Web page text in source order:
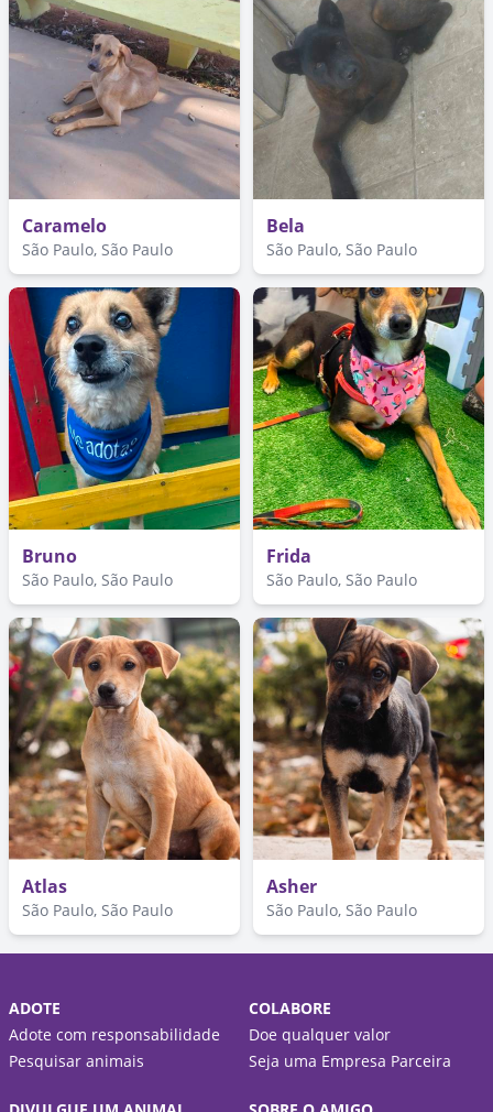
Caramelo
São Paulo, São Paulo
Bela
São Paulo, São Paulo
Bruno
São Paulo, São Paulo
Frida
São Paulo, São Paulo
Atlas
São Paulo, São Paulo
Asher
São Paulo, São Paulo
ADOTE
Adote com responsabilidade
Pesquisar animais
COLABORE
Doe qualquer valor
Seja uma Empresa Parceira